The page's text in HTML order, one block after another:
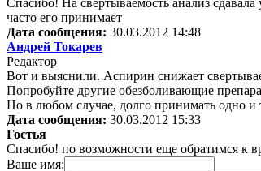
Спасибо! На свертываемость анализ
часто его принимает
Дата сообщения: 30.03.2012 14:48
Андрей Токарев
Редактор
Вот и выяснили. Аспирин снижает
Попробуйте другие обезболивающие
Но в любом случае, долго принимать одно и
Дата сообщения: 30.03.2012 15:33
Гостья
Спасибо! по возможности еще обратимся к
Ваше имя: